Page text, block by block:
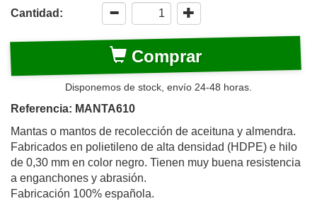
Cantidad:
Comprar
Disponemos de stock, envío 24-48 horas.
Referencia: MANTA610
Mantas o mantos de recolección de aceituna y almendra.
Fabricados en polietileno de alta densidad (HDPE) e hilo
de 0,30 mm en color negro. Tienen muy buena resistencia
a enganchones y abrasión.
Fabricación 100% española.